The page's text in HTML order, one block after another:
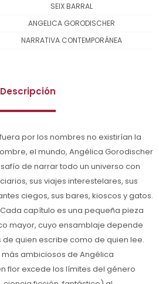
SEIX BARRAL
ANGELICA GORODISCHER
NARRATIVA CONTEMPORÁNEA
Descripción
por los nombres no existirían la
el mundo, Angélica Gorodischer
de narrar todo un universo con
sus viajes interestelares, sus
ciegos, sus bares, kioscos y gatos.
capítulo es una pequeña pieza
mayor, cuyo ensamblaje depende
quien escribe como de quien lee.
ambiciosos de Angélica
flor excede los límites del género